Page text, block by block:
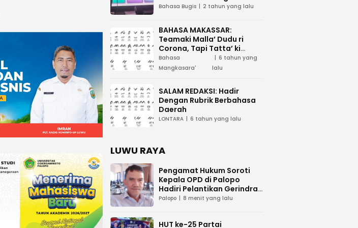
Tau Maega e Ri Luwu Timur
Bahasa Bugis 2 tahun yang lalu
BAHASA MAKASSAR:
Teamaki Malla’ Dudu ri
Corona, Tapi Tatta’ ki
Waspada
Bahasa
Mangkasara'
6 tahun yang
lalu
SALAM REDAKSI: Hadir
Dengan Rubrik Berbahasa
Daerah
LONTARA 6 tahun yang lalu
LUWU RAYA
Pengamat Hukum Soroti
Kepala OPD di Palopo
Hadiri Pelantikan Gerindra:
Jika Benar, ASN Langgar
Palopo 8 menit yang lalu
HUT ke-25 Partai